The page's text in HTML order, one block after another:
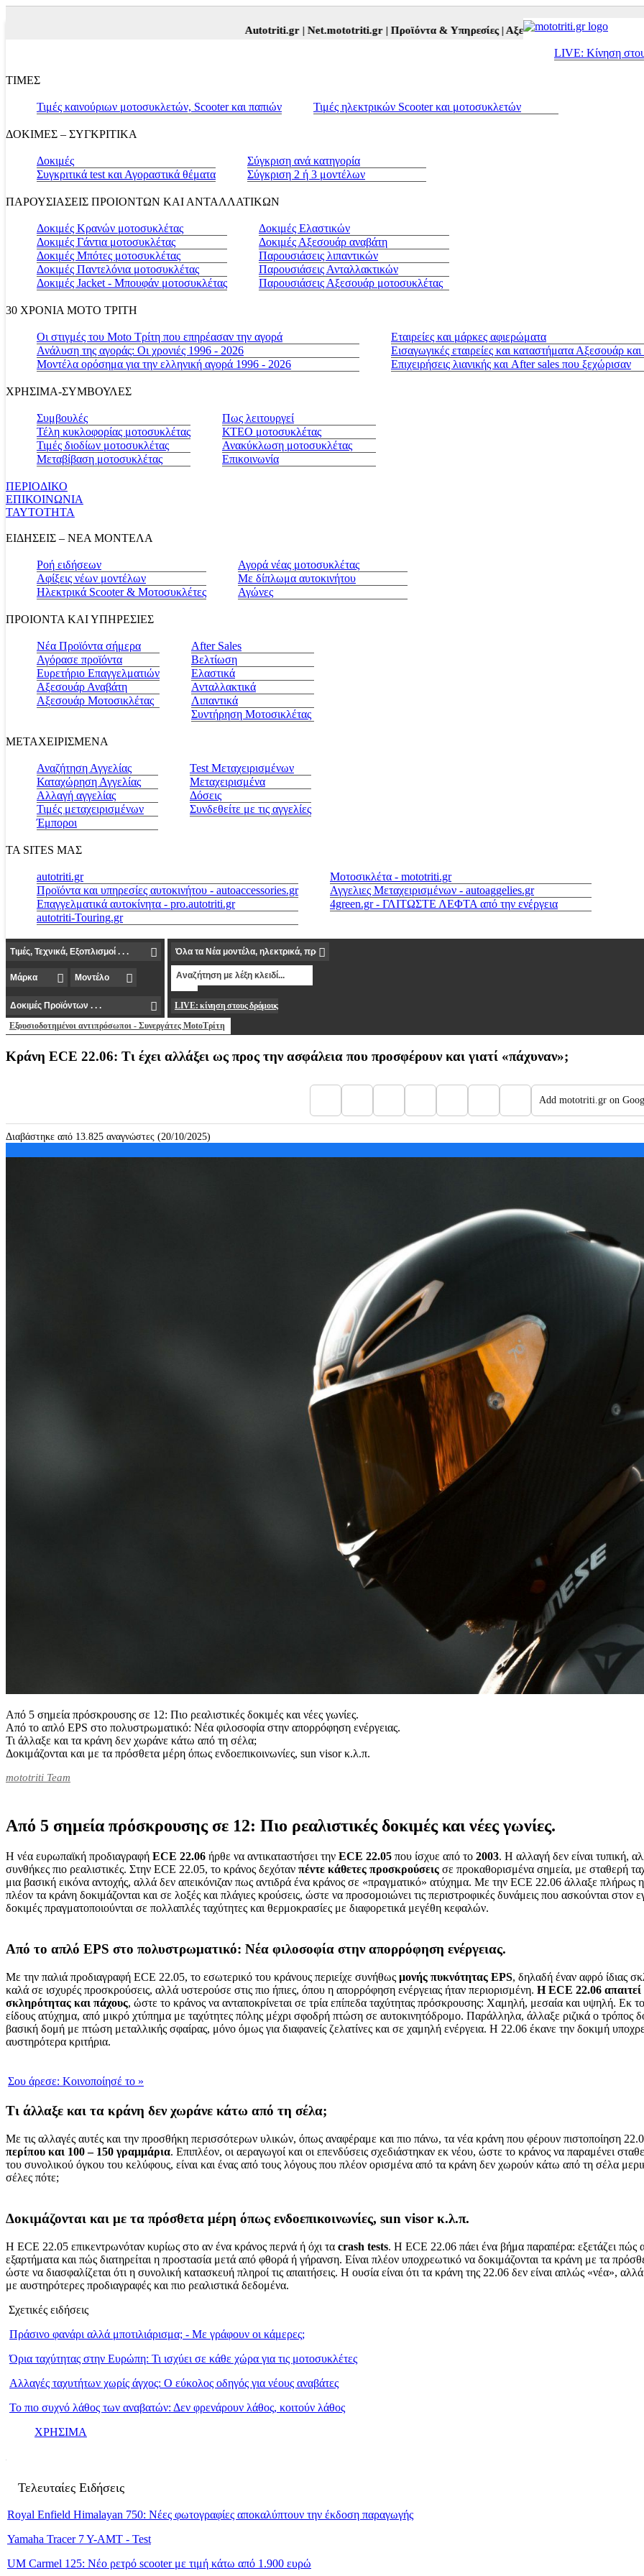
Autotriti.gr |Net.mototriti.gr |Προϊόντα & Υπηρεσίες |Αξεσουάρ Αναβάτη και
LIVE: Κίνηση
ΤΙΜΕΣ
Τιμές καινούριων μοτοσυκλετών, Scooter και παπιών Τιμές ηλεκτρικών Scooter και μοτοσυκλετών
ΔΟΚΙΜΕΣ – ΣΥΓΚΡΙΤΙΚΑ
Δοκιμές
Συγκριτικά test και Αγοραστικά θέματα
Σύγκριση ανά κατηγορία
Σύγκριση 2 ή 3 μοντέλων
ΠΑΡΟΥΣΙΑΣΕΙΣ ΠΡΟΙΟΝΤΩΝ ΚΑΙ ΑΝΤΑΛΛΑΤΙΚΩΝ
Δοκιμές Κρανών μοτοσυκλέτας
Δοκιμές Γάντια μοτοσυκλέτας
Δοκιμές Μπότες μοτοσυκλέτας
Δοκιμές Παντελόνια μοτοσυκλέτας
Δοκιμές Jacket - Μπουφάν μοτοσυκλέτας
Δοκιμές Ελαστικών
Δοκιμές Αξεσουάρ αναβάτη
Παρουσιάσεις λιπαντικών
Παρουσιάσεις Ανταλλακτικών
Παρουσιάσεις Αξεσουάρ μοτοσυκλέτας
30 ΧΡΟΝΙΑ MOTO ΤΡΙΤΗ
Οι στιγμές του Moto Τρίτη που επηρέασαν την αγορά
Ανάλυση της αγοράς: Οι χρονιές 1996 - 2026
Μοντέλα ορόσημα για την ελληνική αγορά 1996 - 2026
Εταιρείες και μάρκες αφιερώματα
Εισαγωγικές εταιρείες και καταστήματα Αξεσουάρ
Επιχειρήσεις λιανικής και After sales που ξεχώρισαν
ΧΡΗΣΙΜΑ-ΣΥΜΒΟΥΛΕΣ
Συμβουλές
Τέλη κυκλοφορίας μοτοσυκλέτας
Τιμές διοδίων μοτοσυκλέτας
Μεταβίβαση μοτοσυκλέτας
Πως λειτουργεί
ΚΤΕΟ μοτοσυκλέτας
Ανακύκλωση μοτοσυκλέτας
Επικοινωνία
ΠΕΡΙΟΔΙΚΟ
ΕΠΙΚΟΙΝΩΝΙΑ
ΤΑΥΤΟΤΗΤΑ
ΕΙΔΗΣΕΙΣ – ΝΕΑ ΜΟΝΤΕΛΑ
Ροή ειδήσεων
Αφίξεις νέων μοντέλων
Ηλεκτρικά Scooter & Μοτοσυκλέτες
Αγορά νέας μοτοσυκλέτας
Με δίπλωμα αυτοκινήτου
Αγώνες
ΠΡΟΙΟΝΤΑ ΚΑΙ ΥΠΗΡΕΣΙΕΣ
Νέα Προϊόντα σήμερα
Αγόρασε προϊόντα
Ευρετήριο Επαγγελματιών
Αξεσουάρ Αναβάτη
Αξεσουάρ Μοτοσικλέτας
Αfter Sales
Βελτίωση
Ελαστικά
Ανταλλακτικά
Λιπαντικά
Συντήρηση Μοτοσικλέτας
ΜΕΤΑΧΕΙΡΙΣΜΕΝΑ
Αναζήτηση Αγγελίας
Καταχώρηση Αγγελίας
Αλλαγή αγγελίας
Τιμές μεταχειρισμένων
Έμποροι
Test Μεταχειρισμένων
Μεταχειρισμένα
Δόσεις
Συνδεθείτε με τις αγγελίες
ΤΑ SITES ΜΑΣ
autotriti.gr
Προϊόντα και υπηρεσίες αυτοκινήτου - autoaccessories.gr
Επαγγελματικά αυτοκίνητα - pro.autotriti.gr
autotriti-Touring.gr
Μοτοσικλέτα - mototriti.gr
Αγγελιες Μεταχειρισμένων - autoaggelies.gr
4green.gr - ΓΛΙΤΩΣΤΕ ΛΕΦΤΑ από την ενέργεια
LIVE: κίνηση στους δρόμους
Εξουσιοδοτημένοι αντιπρόσωποι - Συνεργάτες MotoΤρίτη
Κράνη ECE 22.06: Τι έχει αλλάξει ως προς την ασφάλεια που προσφέρουν και γιατί «πάχυναν»;
Add mototriti.gr on
Διαβάστηκε από 13.825 αναγνώστες (20/10/2025)
Από 5 σημεία πρόσκρουσης σε 12: Πιο ρεαλιστικές δοκιμές και νέες γωνίες.
Από το απλό EPS στο πολυστρωματικό: Νέα φιλοσοφία στην απορρόφηση ενέργειας.
Τι άλλαξε και τα κράνη δεν χωράνε κάτω από τη σέλα;
Δοκιμάζονται και με τα πρόσθετα μέρη όπως ενδοεπικοινωνίες, sun visor κ.λ.π.
mototriti Team
Από 5 σημεία πρόσκρουσης σε 12: Πιο ρεαλιστικές δοκιμές και νέες γωνίες.
Η νέα ευρωπαϊκή προδιαγραφή ECE 22.06 ήρθε να αντικαταστήσει την ECE 22.05 που ίσχυε από το 2003. Η αλλαγή δεν είναι τυπική,
συνθήκες πιο ρεαλιστικές. Στην ECE 22.05, το κράνος δεχόταν πέντε κάθετες προσκρούσεις σε προκαθορισμένα σημεία, με σταθερή
μια βασική εικόνα αντοχής, αλλά δεν απεικόνιζαν πως αντιδρά ένα κράνος σε «πραγματικό» ατύχημα. Με την ECE 22.06 άλλαξε πλήρως
πλέον τα κράνη δοκιμάζονται και σε λοξές και πλάγιες κρούσεις, ώστε να προσομοιώνει τις περιστροφικές δυνάμεις που ασκούνται
δοκιμές πραγματοποιούνται σε πολλαπλές ταχύτητες και θερμοκρασίες με διαφορετικά μεγέθη κεφαλών.
Από το απλό EPS στο πολυστρωματικό: Νέα φιλοσοφία στην απορρόφηση ενέργειας.
Με την παλιά προδιαγραφή ECE 22.05, το εσωτερικό του κράνους περιείχε συνήθως μονής πυκνότητας EPS, δηλαδή έναν αφρό ίδιας
καλά σε ισχυρές προσκρούσεις, αλλά υστερούσε στις πιο ήπιες, όπου η απορρόφηση ενέργειας ήταν περιορισμένη. Η ECE 22.06 απαιτεί
σκληρότητας και πάχους, ώστε το κράνος να ανταποκρίνεται σε τρία επίπεδα ταχύτητας πρόσκρουσης: Χαμηλή, μεσαία και υψηλή. Εκ
είδους ατύχημα, από μικρό χτύπημα με ταχύτητες πόλης μέχρι σφοδρή πτώση σε αυτοκινητόδρομο. Παράλληλα, άλλαξε ριζικά ο τρόπος
βασική δομή με πτώση μεταλλικής σφαίρας, μόνο όμως για διαφανείς ζελατίνες και σε χαμηλή ενέργεια. Η 22.06 έκανε την δοκιμή
αυστηρότερα κριτήρια.
Σου άρεσε: Κοινοποίησέ το »
Τι άλλαξε και τα κράνη δεν χωράνε κάτω από τη σέλα;
Με τις αλλαγές αυτές και την προσθήκη περισσότερων υλικών, όπως αναφέραμε και πιο πάνω, τα νέα κράνη που φέρουν πιστοποίηση
περίπου και 100 – 150 γραμμάρια. Επιπλέον, οι αεραγωγοί και οι επενδύσεις σχεδιάστηκαν εκ νέου, ώστε το κράνος να παραμένει
του συνολικού όγκου του κελύφους, είναι και ένας από τους λόγους που πλέον ορισμένα από τα κράνη δεν χωρούν κάτω από τη σέλα
σέλες πότε;
Δοκιμάζονται και με τα πρόσθετα μέρη όπως ενδοεπικοινωνίες, sun visor κ.λ.π.
Η ECE 22.05 επικεντρωνόταν κυρίως στο αν ένα κράνος περνά ή όχι τα crash tests. Η ECE 22.06 πάει ένα βήμα παραπέρα: εξετάζει πώς
εξαρτήματα και πώς διατηρείται η προστασία μετά από φθορά ή γήρανση. Είναι πλέον υποχρεωτικό να δοκιμάζονται τα κράνη με τα
ώστε να διασφαλίζεται ότι η συνολική κατασκευή πληροί τις απαιτήσεις. Η ουσία είναι ότι τα κράνη της 22.06 δεν είναι απλώς «νέα»,
με αυστηρότερες προδιαγραφές και πιο ρεαλιστικά δεδομένα.
Σχετικές ειδήσεις
Πράσινο φανάρι αλλά μποτιλιάρισμα; - Με γράφουν οι κάμερες;
Όρια ταχύτητας στην Ευρώπη: Τι ισχύει σε κάθε χώρα για τις μοτοσυκλέτες
Αλλαγές ταχυτήτων χωρίς άγχος: Ο εύκολος οδηγός για νέους αναβάτες
Το πιο συχνό λάθος των αναβατών: Δεν φρενάρουν λάθος, κοιτούν λάθος
ΧΡΗΣΙΜΑ
Τελευταίες Ειδήσεις
Royal Enfield Himalayan 750: Νέες φωτογραφίες αποκαλύπτουν την έκδοση παραγωγής
Yamaha Tracer 7 Y-AMT - Test
UM Carmel 125: Νέο ρετρό scooter με τιμή κάτω από 1.900 ευρώ